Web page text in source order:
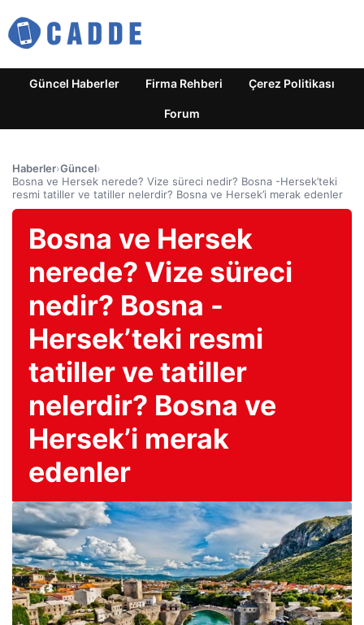
Güncel Haberler Firma Rehberi Çerez Politikası
Forum
Haberler›Güncel›
Bosna ve Hersek nerede? Vize süreci nedir? Bosna -Hersek’teki
resmi tatiller ve tatiller nelerdir? Bosna ve Hersek’i merak edenler
Bosna ve Hersek
nerede? Vize süreci
nedir? Bosna -
Hersek’teki resmi
tatiller ve tatiller
nelerdir? Bosna ve
Hersek’i merak
edenler